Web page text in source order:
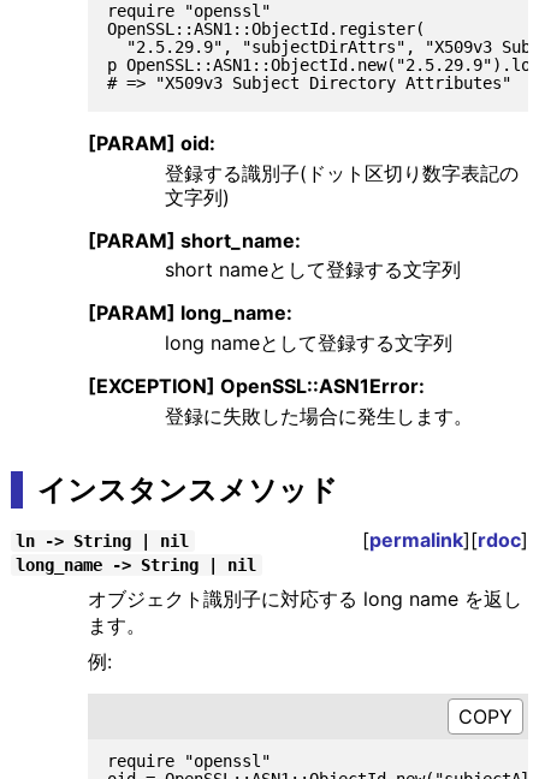
require "openssl"
OpenSSL::ASN1::ObjectId.register(
"2.5.29.9", "subjectDirAttrs", "X509v3
p
[PARAM] oid:
登録する識別子(ドット区切り数字表記の
文字列)
[PARAM] short_name:
short nameとして登録する文字列
[PARAM] long_name:
long nameとして登録する文字列
[EXCEPTION] OpenSSL::ASN1Error:
登録に失敗した場合に発生します。
インスタンスメソッド
ln -> String | nil [permalink][rdoc]
long_name -> String | nil
オブジェクト識別子に対応する long name を返し
ます。
例:
require "openssl"